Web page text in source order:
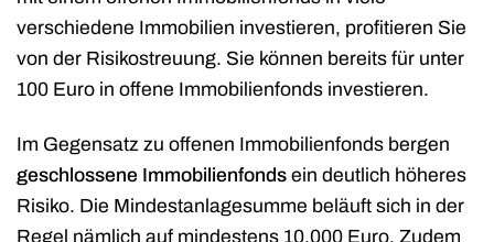
verschiedene Immobilien investieren, profitieren Sie
von der Risikostreuung. Sie können bereits für unter
100 Euro in offene Immobilienfonds investieren.
Im Gegensatz zu offenen Immobilienfonds bergen
geschlossene Immobilienfonds ein deutlich höheres
Risiko. Die Mindestanlagesumme beläuft sich in der
Regel nämlich auf mindestens 10.000 Euro. Zudem